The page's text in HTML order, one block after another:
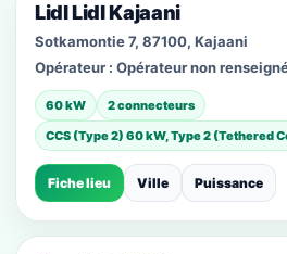
Lidl Lidl Kajaani
Sotkamontie 7, 87100, Kajaani
Opérateur : Opérateur non
60 kW
2 connecteurs
CCS (Type 2) 60 kW, Type 2 (Tethered
Fiche lieu Ville Puissance